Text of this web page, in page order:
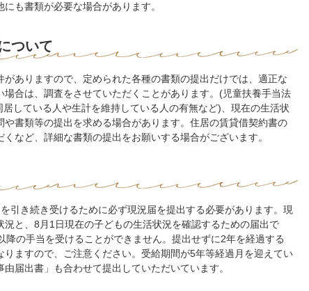
も書類が必要な場合があります。
ついて
ありますので、定められた各種の書類の提出だけでは、適正な
合は、調査をさせていただくことがあります。(児童扶養手当法
している人や生計を維持している人の有無など)、現在の生活状
書類等の提出を求める場合があります。住居の賃貸借契約書の
など、詳細な書類の提出をお願いする場合がございます。
引き続き受けるために必ず現況届を提出する必要があります。現
と、8月1日現在の子どもの生活状況を確認するための届出で
の手当を受けることができません。提出せずに2年を経過する
ますので、ご注意ください。受給期間が5年等経過月を迎えてい
届出書」も合わせて提出していただいています。